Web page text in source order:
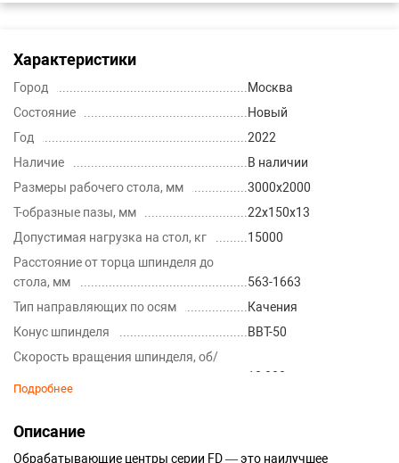
Характеристики
Город
Москва
Состояние
Новый
Год
2022
Наличие
В наличии
Размеры рабочего стола, мм
3000х2000
Т-образные пазы, мм
22х150х13
Допустимая нагрузка на стол, кг
15000
Расстояние от торца шпинделя до
стола, мм
563-1663
Тип направляющих по осям
Качения
Конус шпинделя
ВВТ-50
Скорость вращения шпинделя, об/
10 000
Максимальный диаметр инструмента,
Подробнее
Описание
Обрабатывающие центры серии FD — это наилучшее